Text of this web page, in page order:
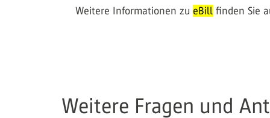
Weitere Informationen zu eBill finden Sie
Weitere Fragen und